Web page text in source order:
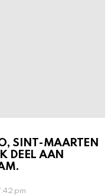
SINT-MAARTEN
DEEL AAN
pm